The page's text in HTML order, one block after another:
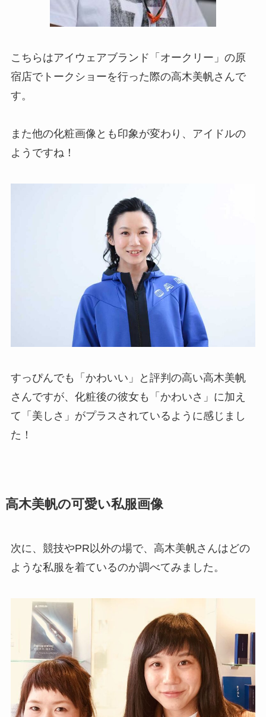
こちらはアイウェアブランド「オークリー」の原
宿店でトークショーを行った際の高木美帆さんで
す。
また他の化粧画像とも印象が変わり、アイドルの
ようですね！
すっぴんでも「かわいい」と評判の高い高木美帆
さんですが、化粧後の彼女も「かわいさ」に加え
て「美しさ」がプラスされているように感じまし
た！
高木美帆の可愛い私服画像
次に、競技やPR以外の場で、高木美帆さんはどの
ような私服を着ているのか調べてみました。